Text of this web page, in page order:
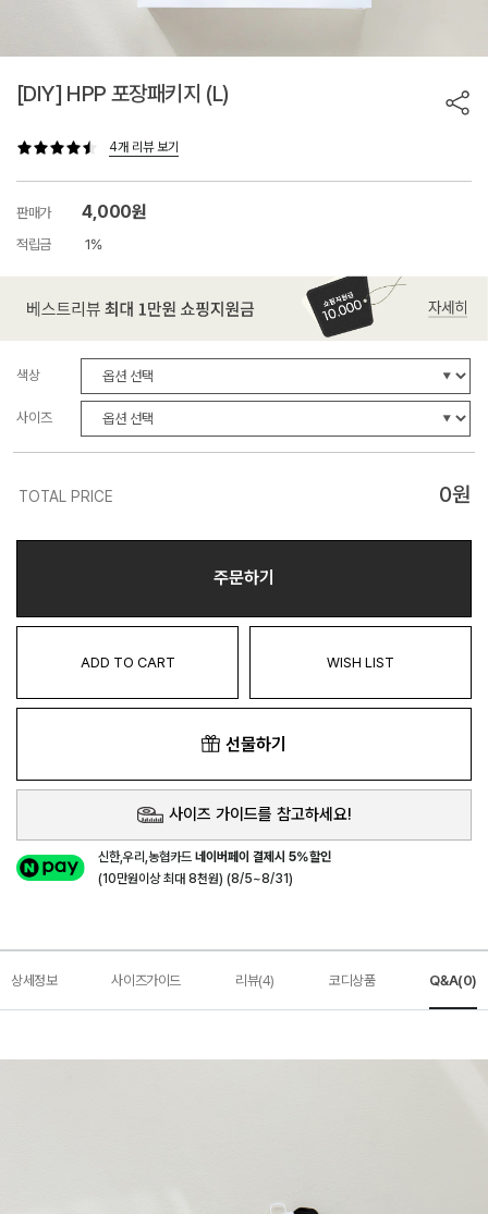
[DIY] HPP 포장패키지 (L)
4개 리뷰 보기
판매가 4,000원
적립금 1%
색상
사이즈
TOTAL PRICE 0원
주문하기
ADD TO CART WISH LIST
선물하기
사이즈 가이드를 참고하세요!
신한,우리,농협카드네이버페이 결제시 5%할인
(10만원이상 최대 8천원) (8/5~8/31)
상세정보 사이즈가이드 리뷰(4) 코디상품 Q&A(0)